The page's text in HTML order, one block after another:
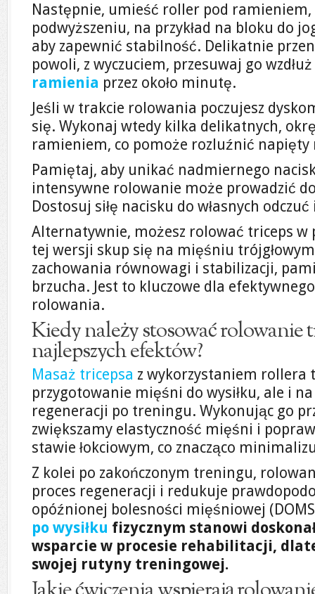
Następnie, umieść roller pod
podwyższeniu, na przykład na bloku do
aby zapewnić stabilność. Delikatnie
powoli, z wyczuciem, przesuwaj go wzdłuż
ramienia przez około minutę.
Jeśli w trakcie rolowania poczujesz
się. Wykonaj wtedy kilka delikatnych,
ramieniem, co pomoże rozluźnić napięty
Pamiętaj, aby unikać nadmiernego
intensywne rolowanie może prowadzić
Dostosuj siłę nacisku do własnych
Alternatywnie, możesz rolować triceps w
tej wersji skup się na mięśniu
zachowania równowagi i stabilizacji,
brzucha. Jest to kluczowe dla
rolowania.
Kiedy należy stosować rolowanie
najlepszych efektów?
Masaż tricepsa z wykorzystaniem rollera
przygotowanie mięśni do wysiłku, ale i
regeneracji po treningu. Wykonując go
zwiększamy elastyczność mięśni i
stawie łokciowym, co znacząco
Z kolei po zakończonym treningu,
proces regeneracji i redukuje
opóźnionej bolesności mięśniowej
po wysiłku fizycznym stanowi
wsparcie w procesie rehabilitacji,
swojej rutyny treningowej.